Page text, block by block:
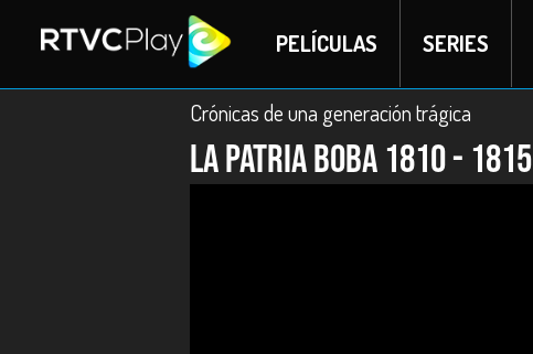
PELÍCULAS SERIES
Crónicas de una generación trágica
La patria boba 1810 - 1815